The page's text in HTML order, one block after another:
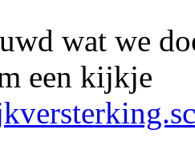
wat we
een kijkje